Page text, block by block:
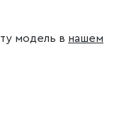
модель в нашем